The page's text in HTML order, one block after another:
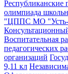
Республиканские
олимпиада
"ЦППС МО "Усть-
Воспитательная
педагогических
организаций
9,11 кл